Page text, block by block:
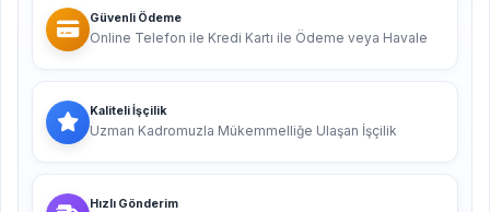
Güvenli Ödeme
Online Telefon ile Kredi Kartı ile Ödeme veya Havale
Kaliteli İşçilik
Uzman Kadromuzla Mükemmelliğe Ulaşan İşçilik
Hızlı Gönderim